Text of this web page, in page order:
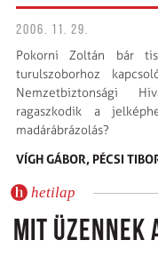
2006. 11. 29.
Pokorni Zoltán bár
turulszoborhoz
Nemzetbiztonsági
ragaszkodik a
madárábrázolás?
VÍGH GÁBOR, PÉCSI
hetilap
MIT ÜZENNEK